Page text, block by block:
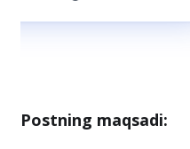
Postning maqsadi: